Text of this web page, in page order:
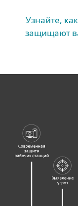
Узнайте,
защищают